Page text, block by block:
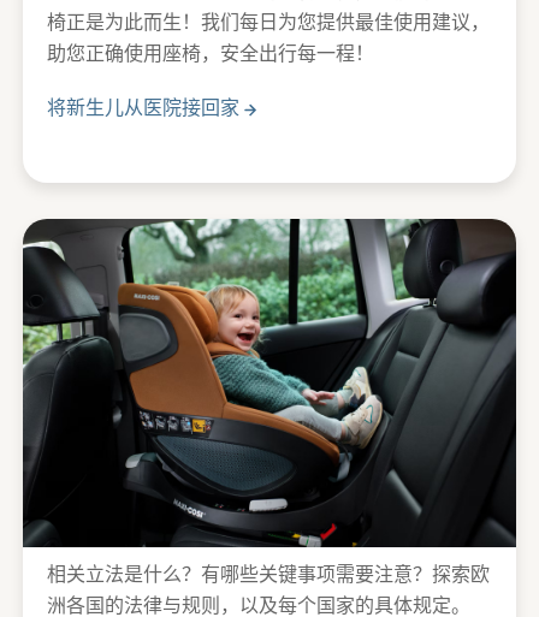
椅正是为此而生！我们每日为您提供最佳使用建议，
助您正确使用座椅，安全出行每一程！
将新生儿从医院接回家
相关立法是什么？有哪些关键事项需要注意？探索欧
洲各国的法律与规则，以及每个国家的具体规定。